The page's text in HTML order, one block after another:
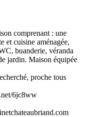
comprenant : une
et cuisine aménagée,
buanderie, véranda
jardin. Maison équipée
proche tous
6jc8ww